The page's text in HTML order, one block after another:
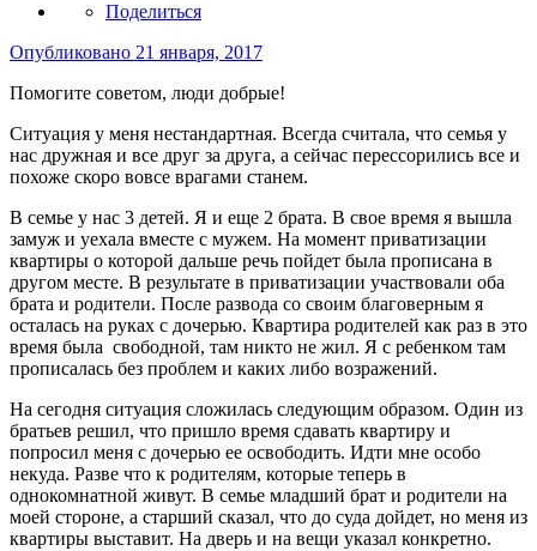
Поделиться
Опубликовано 21 января, 2017
Помогите советом, люди добрые!
Ситуация у меня нестандартная. Всегда считала, что семья у
нас дружная и все друг за друга, а сейчас перессорились все и
похоже скоро вовсе врагами станем.
В семье у нас 3 детей. Я и еще 2 брата. В свое время я вышла
замуж и уехала вместе с мужем. На момент приватизации
квартиры о которой дальше речь пойдет была прописана в
другом месте. В результате в приватизации участвовали оба
брата и родители. После развода со своим благоверным я
осталась на руках с дочерью. Квартира родителей как раз в это
время была свободной, там никто не жил. Я с ребенком там
прописалась без проблем и каких либо возражений.
На сегодня ситуация сложилась следующим образом. Один из
братьев решил, что пришло время сдавать квартиру и
попросил меня с дочерью ее освободить. Идти мне особо
некуда. Разве что к родителям, которые теперь в
однокомнатной живут. В семье младший брат и родители на
моей стороне, а старший сказал, что до суда дойдет, но меня из
квартиры выставит. На дверь и на вещи указал конкретно.